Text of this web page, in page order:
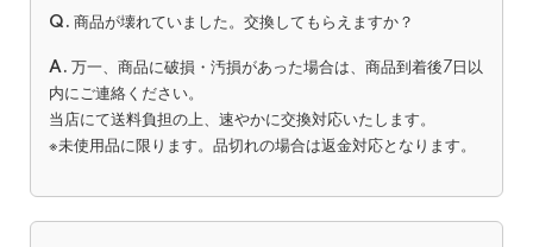
Q. 商品が壊れていました。交換してもらえますか？
A. 万一、商品に破損・汚損があった場合は、商品到着後7日以
内にご連絡ください。
当店にて送料負担の上、速やかに交換対応いたします。
※未使用品に限ります。品切れの場合は返金対応となります。